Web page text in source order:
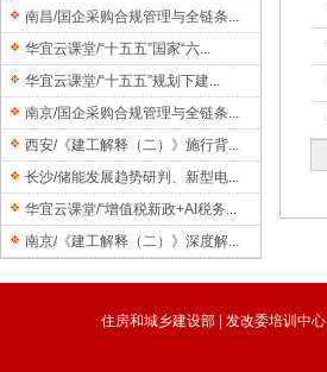
南昌/国企采购合规管理与全链条...
华宜云课堂/“十五五”国家“六...
华宜云课堂/“十五五”规划下建...
南京/国企采购合规管理与全链条...
西安/《建工解释（二）》施行背...
长沙/储能发展趋势研判、新型电...
华宜云课堂/“增值税新政+AI税务...
南京/《建工解释（二）》深度解...
住房和城乡建设部 |发改委培训中心